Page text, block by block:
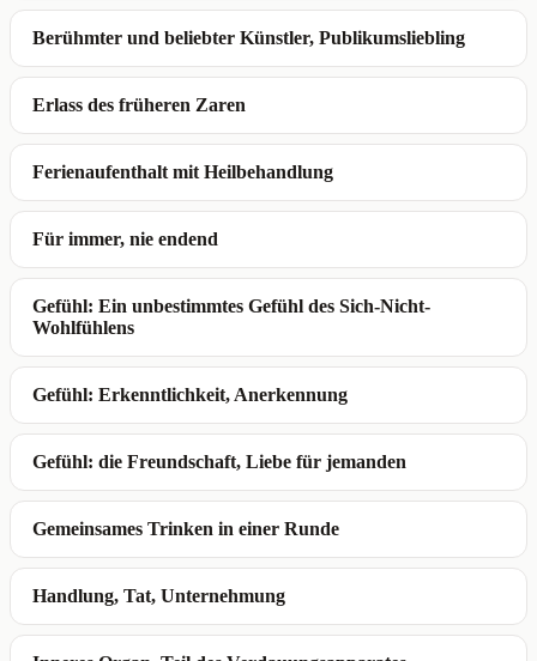
Berühmter und beliebter Künstler, Publikumsliebling
Erlass des früheren Zaren
Ferienaufenthalt mit Heilbehandlung
Für immer, nie endend
Gefühl: Ein unbestimmtes Gefühl des Sich-Nicht-
Wohlfühlens
Gefühl: Erkenntlichkeit, Anerkennung
Gefühl: die Freundschaft, Liebe für jemanden
Gemeinsames Trinken in einer Runde
Handlung, Tat, Unternehmung